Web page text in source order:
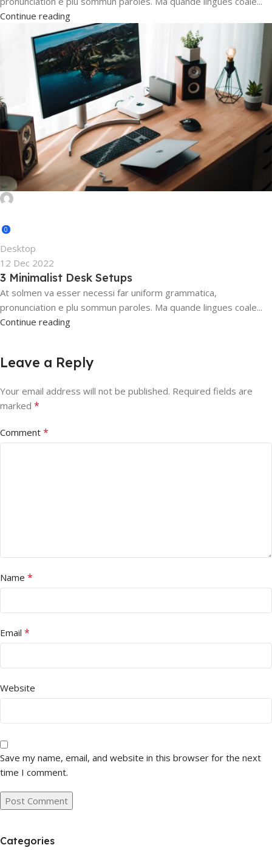
Continue reading
0
Desktop
12 Dec 2022
3 Minimalist Desk Setups
At solmen va esser necessi far uniform grammatica,
pronunciation e plu sommun paroles. Ma quande lingues coale...
Continue reading
Leave a Reply
Your email address will not be published. Required fields are
marked *
Comment *
Name *
Email *
Website
Save my name, email, and website in this browser for the next
time I comment.
Categories